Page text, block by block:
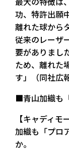
功、特許出願
離れた球から
従来のレーザ
要がありまし
ため、離れた
す」（同社広報
■青山加織も
【キャディ
加織も「プロ
か。